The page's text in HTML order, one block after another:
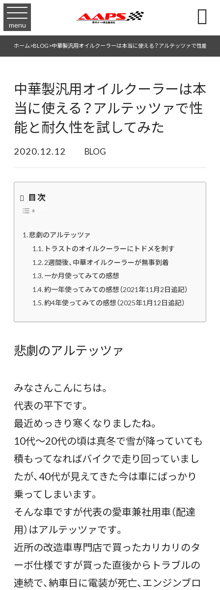
menu 
ホーム>BLOG>中華製汎用オイルクーラーは本当に使える？アルテッツァで性能と
中華製汎用オイルクーラーは本
当に使える？アルテッツァで性
能と耐久性を試してみた
2020.12.12 BLOG
目次
悲劇のアルテッツァ
トラストのオイルクーラーにトドメを刺す
2週間後、中華オイルクーラーが無事到着
一か月使ってみての感想
約一年使ってみての感想（2021年11月2日追記）
約4年使ってみての感想（2025年1月12日追記）
悲劇のアルテッツァ
みなさんこんにちは。
代表の平下です。
最近めっきり寒くなりましたね。
10代～20代の頃は真冬で雪が降っていても
積もってなればバイクで走り回っていまし
たが、40代が見えてきた今は車にばっかり
乗ってしまいます。
そんな車ですが代表の愛車兼社用車（配達
用）はアルテッツァです。
近所の改造車専門店で買ったカリカリのタ
ーボ仕様ですが買った直後からトラブルの
連続で、納車日に電装が死亡、エンジンブロ